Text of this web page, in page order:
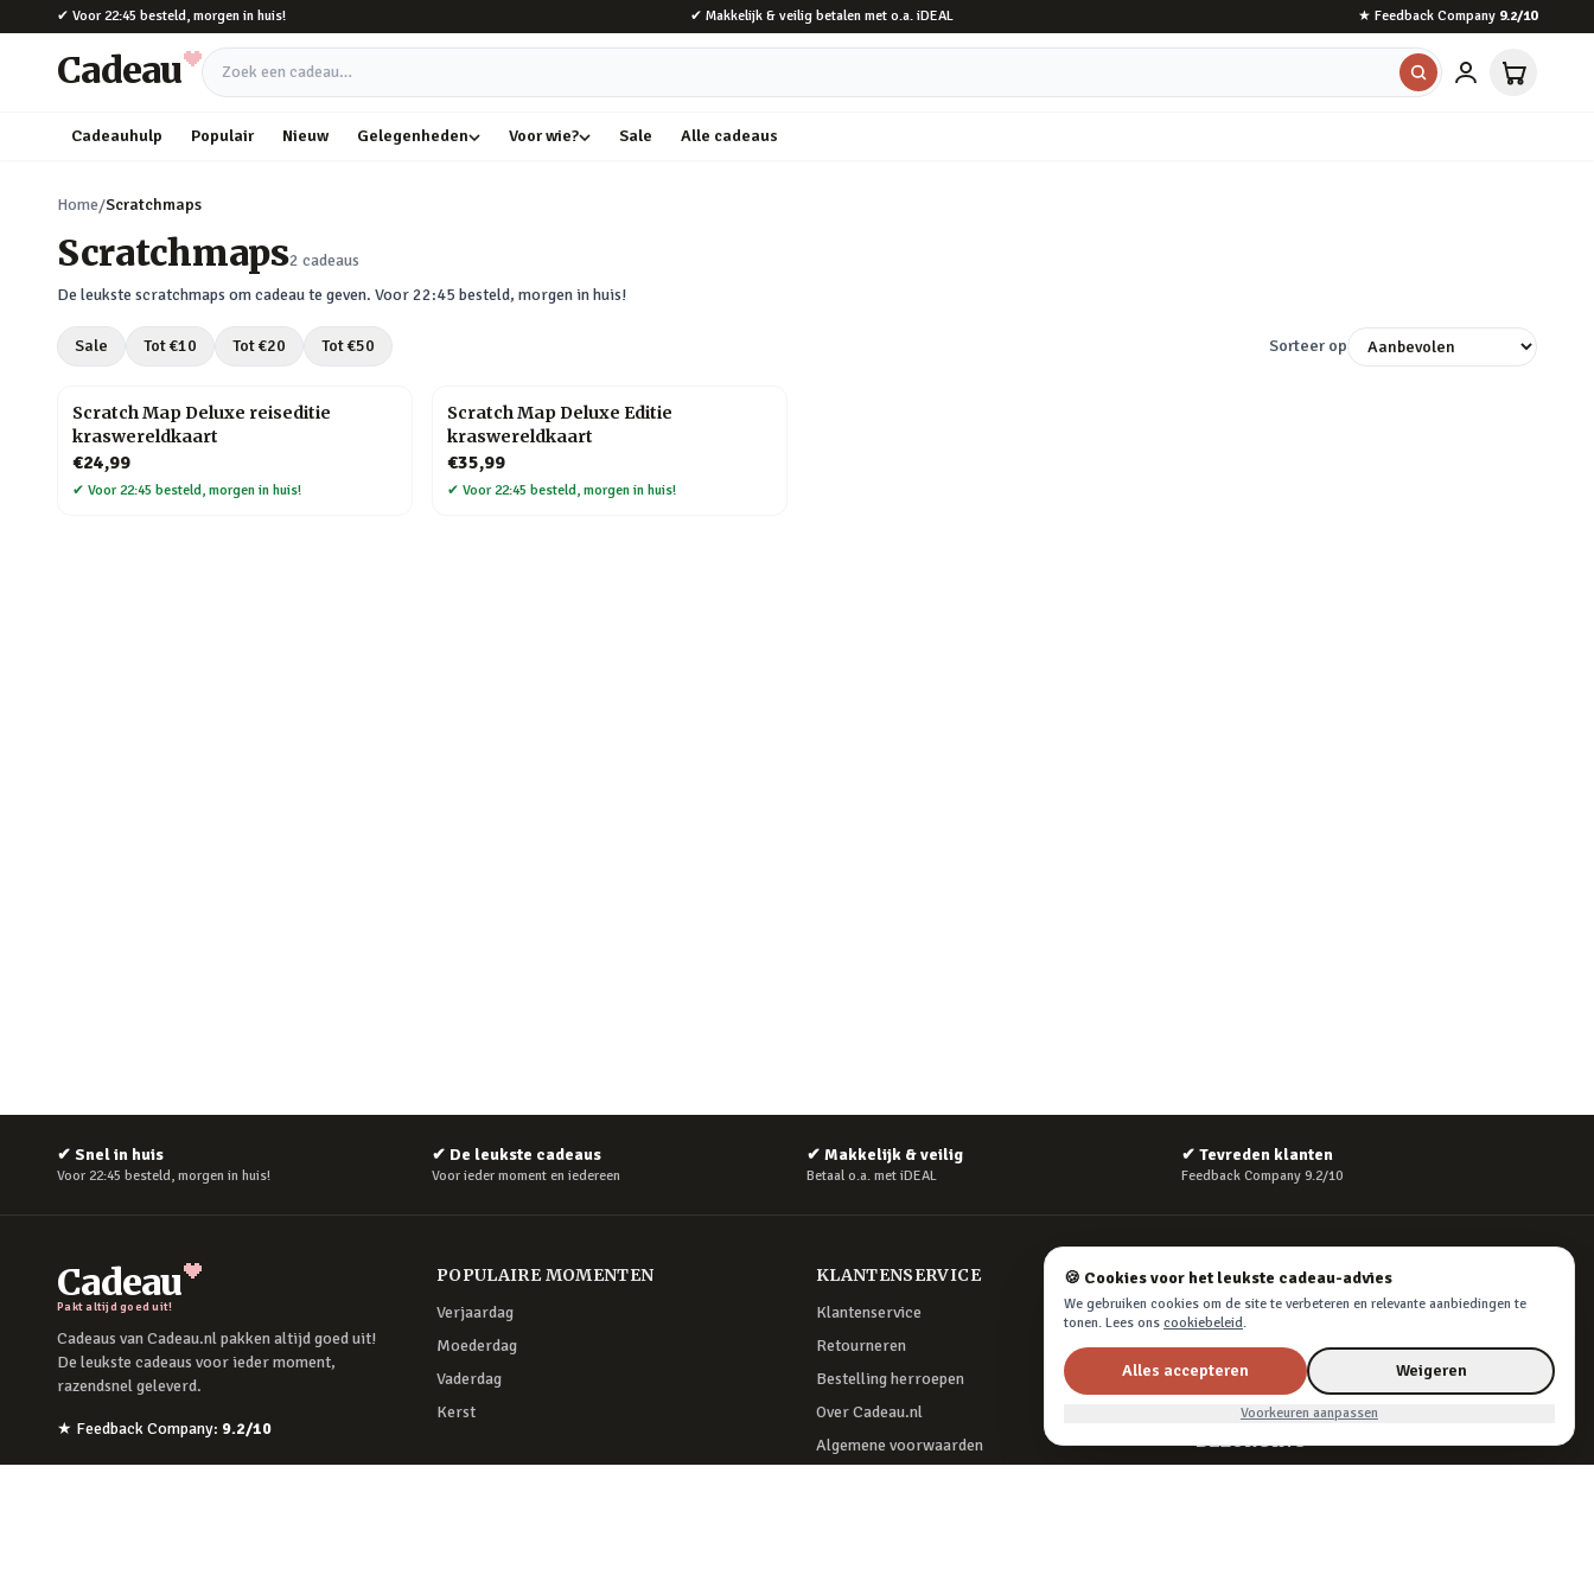
Naar hoofdinhoud
✔ Voor 22:45 besteld, morgen in huis! ✔ Makkelijk & veilig betalen met o.a. iDEAL ★ Feedback Company 9.2/10
Cadeau Zoek een cadeau
Cadeauhulp Populair Nieuw Gelegenheden Voor wie? Sale Alle cadeaus
Home/Scratchmaps
Scratchmaps2 cadeaus
De leukste scratchmaps om cadeau te geven. Voor 22:45 besteld, morgen in huis!
Sale Tot €10 Tot €20 Tot €50 Sorteer op
Scratch Map Deluxe reiseditie
kraswereldkaart
€24,99
✔ Voor 22:45 besteld, morgen in huis!
Scratch Map Deluxe Editie
kraswereldkaart
€35,99
✔ Voor 22:45 besteld, morgen in huis!
✔ Snel in huis
Voor 22:45 besteld, morgen in huis!
✔ De leukste cadeaus
Voor ieder moment en iedereen
✔ Makkelijk & veilig
Betaal o.a. met iDEAL
✔ Tevreden klanten
Feedback Company 9.2/10
Cadeau
Pakt altijd goed uit!
Cadeaus van Cadeau.nl pakken altijd goed uit!
De leukste cadeaus voor ieder moment,
razendsnel geleverd.
★ Feedback Company: 9.2/10
POPULAIRE MOMENTEN
Verjaardag
Moederdag
Vaderdag
Kerst
KLANTENSERVICE
Klantenservice
Retourneren
Bestelling herroepen
Over Cadeau.nl
Algemene voorwaarden
VEILIG BETALEN
iDEAL, creditcard, PayPal of Billink achteraf betalen
BEZORGING
🍪 Cookies voor het leukste cadeau-advies
We gebruiken cookies om de site te verbeteren en relevante aanbiedingen te
tonen. Lees ons cookiebeleid.
Alles accepteren Weigeren
Voorkeuren aanpassen